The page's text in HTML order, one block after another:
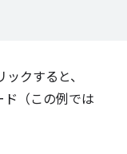
ックすると、
ド（この例では